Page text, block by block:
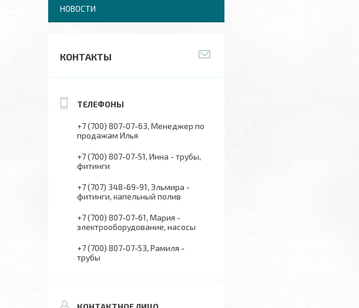
НОВОСТИ
КОНТАКТЫ
+7 (700) 807-07-63 Менеджер по
продажам Илья
+7 (700) 807-07-51 Инна - трубы,
фитинги
+7 (707) 348-69-91 Эльмира -
фитинги, капельный полив
+7 (700) 807-07-61 Мария -
электрооборудование, насосы
+7 (700) 807-07-53 Рамиля -
трубы